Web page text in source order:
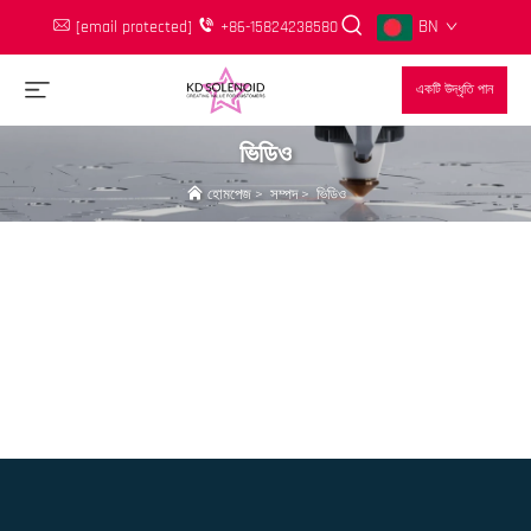
[email protected] +86-15824238580 BN
একটি উদ্ধৃতি পান
ভিডিও
হোমপেজ> সম্পদ>ভিডিও